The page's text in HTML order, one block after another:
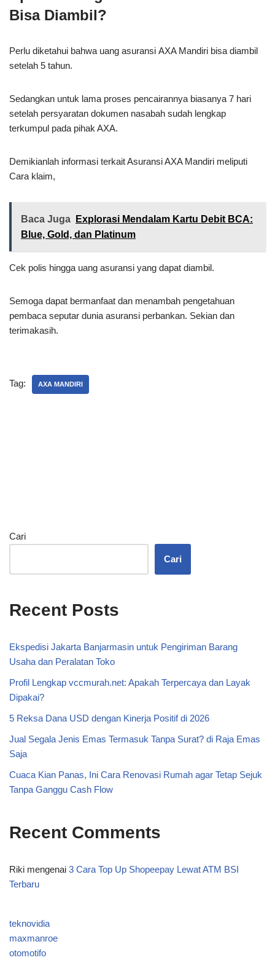
Bisa Diambil?
Perlu diketahui bahwa uang asuransi AXA Mandiri bisa diambil
setelah 5 tahun.
Sedangkan untuk lama proses pencairannya biasanya 7 hari
setelah persyaratan dokumen nasabah sudah lengkap
terkumpul pada pihak AXA.
Demikianlah informasi terkait Asuransi AXA Mandiri meliputi
Cara klaim,
Baca Juga
Explorasi Mendalam Kartu Debit BCA:
Blue, Gold, dan Platinum
Cek polis hingga uang asuransi yang dapat diambil.
Semoga dapat bermanfaat dan menambah pengetahuan
pembaca seputar dunia asuransi perbankan. Sekian dan
terimakasih.
Tag: AXA MANDIRI
Cari
Cari
Recent Posts
Ekspedisi Jakarta Banjarmasin untuk Pengiriman Barang
Usaha dan Peralatan Toko
Profil Lengkap vccmurah.net: Apakah Terpercaya dan Layak
Dipakai?
5 Reksa Dana USD dengan Kinerja Positif di 2026
Jual Segala Jenis Emas Termasuk Tanpa Surat? di Raja Emas
Saja
Cuaca Kian Panas, Ini Cara Renovasi Rumah agar Tetap Sejuk
Tanpa Ganggu Cash Flow
Recent Comments
Riki mengenai 3 Cara Top Up Shopeepay Lewat ATM BSI
Terbaru
teknovidia
maxmanroe
otomotifo